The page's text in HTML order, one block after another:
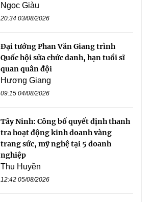
Ngọc Giàu
20:34 03/08/2026
Đại tướng Phan Văn Giang trình
Quốc hội sửa chức danh, hạn tuổi sĩ
quan quân đội
Hương Giang
09:15 04/08/2026
Tây Ninh: Công bố quyết định thanh
tra hoạt động kinh doanh vàng
trang sức, mỹ nghệ tại 5 doanh
nghiệp
Thu Huyền
12:42 05/08/2026